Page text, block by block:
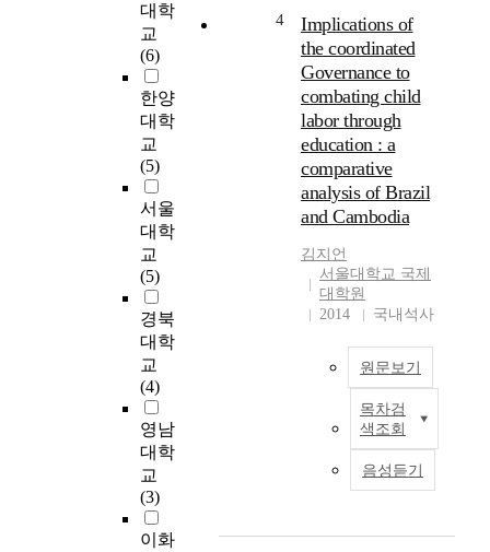
대학
교
(6)
한양
대학
교
(5)
서울
대학
교
(5)
경북
대학
교
(4)
영남
대학
교
(3)
이화
성
4
Implications of
the coordinated
Governance to
combating child
labor through
education : a
comparative
analysis of Brazil
and Cambodia
김지언
서울대학교 국제
대학원
2014
국내석사
원문보기
목차검
색조회
음성듣기